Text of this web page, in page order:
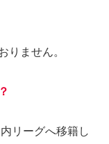
りません。
リーグへ移籍し